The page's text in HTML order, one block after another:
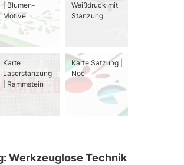
| Blumen-
Motive
Weißdruck mit
Stanzung
Karte
Laserstanzung
| Rammstein
Karte Satzung |
Noël
Werkzeuglose Technik